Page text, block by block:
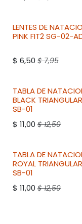
LENTES DE
PINK FIT2SG-02-
$ 6,50 $7,95
TABLA DE
BLACK TRIANGULAR
SB-01
$ 11,00 $12,50
TABLA DE
ROYAL TRIANGULAR
SB-01
$ 11,00 $12,50